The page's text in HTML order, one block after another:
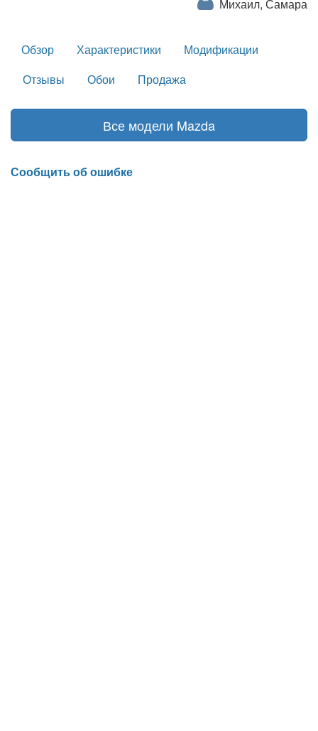
Михаил, Самара
Обзор Характеристики
Модификации
Отзывы
Обои Продажа
Все модели Mazda
Сообщить об ошибке